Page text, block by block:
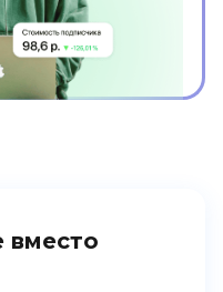
вместо